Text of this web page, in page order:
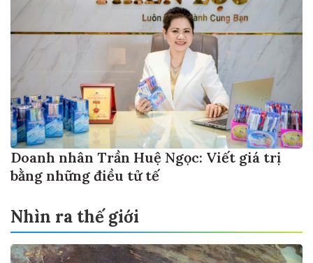
Doanh nhân Trần Huệ Ngọc: Viết giá trị
bằng những điều tử tế
Nhìn ra thế giới